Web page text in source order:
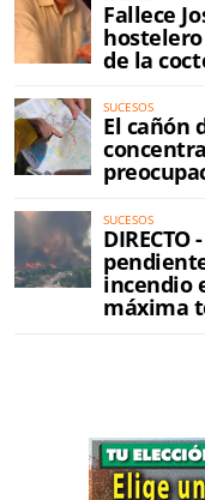
Fallece
de la
SUCESOS
El cañón
SUCESOS
incendio
máxima